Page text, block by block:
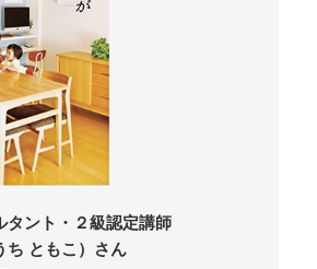
タント・２級認定講師
ち ともこ）さん